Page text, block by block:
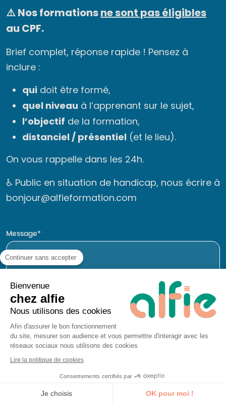
⚠️ Nos formationsne sont pas éligibles
au CPF.
Brief complet, réponse rapide ! Pensez à
inclure :
qui doit être formé,
quel niveau à l’apprenant sur le sujet,
l’objectif de la formation,
distanciel / présentiel (et le lieu).
On vous rappelle dans les 24h.
♿ Public en situation de handicap, nous écrire à
bonjour@alfieformation.com
Message
Continuer sans accepter
Bienvenue
chez alfie
Nous utilisons des cookies
Afin d'assurer le bon fonctionnement
du site, mesurer son audience et vous permettre d'interagir avec les
réseaux sociaux nous utilisons des cookies
Lire la politique de cookies
Consentements certifiés par
Je choisis OK pour moi !